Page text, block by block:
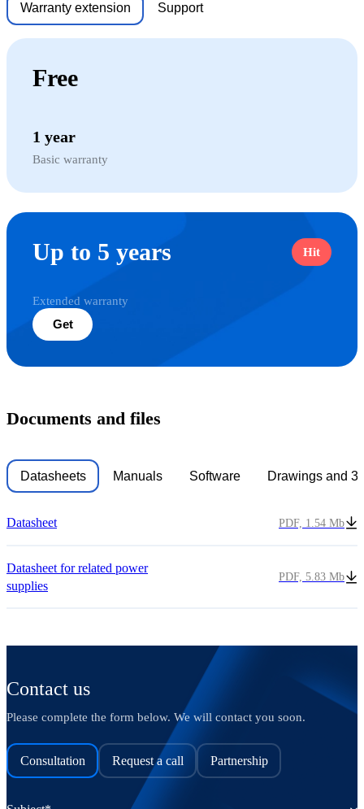
Warranty extension Support
Free
1 year
Basic warranty
Up to 5 years
Extended warranty
Get
Hit
Documents and files
Datasheets Manuals Software Drawings and
Datasheet PDF, 1.54 Mb
Datasheet for related power
supplies
PDF, 5.83 Mb
Contact us
Please complete the form below. We will contact you soon.
Consultation Request a call Partnership